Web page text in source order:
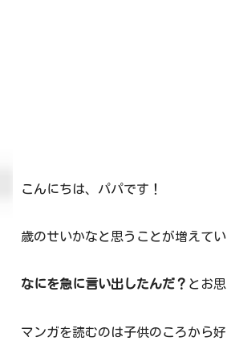
こんにちは、パパです！
歳のせいかなと思うことが増えてい
なにを急に言い出したんだ？ とお
マンガを読むのは子供のころから